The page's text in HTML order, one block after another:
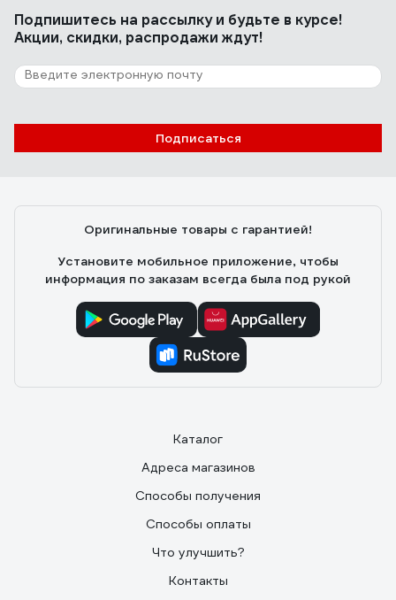
Подпишитесь на рассылкуи будьте в курсе!
Акции, скидки, распродажи ждут!
Подписаться
Оригинальные товары с гарантией!
Установите мобильное приложение, чтобы
информация по заказам всегда была под рукой
Каталог
Адреса магазинов
Способы получения
Способы оплаты
Что улучшить?
Контакты